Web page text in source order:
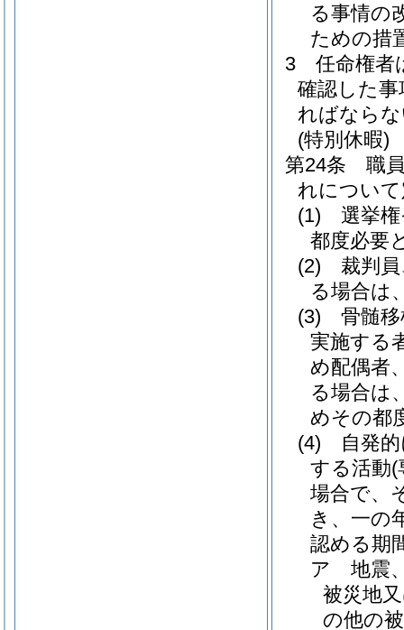
る事情の
ための措
3
任命権者
確認した
ればなら
(特別休暇)
第24条
職
れについ
(1)
選挙
都度必要
(2)
裁判
る場合は
(3)
骨髄
実施する
め配偶者
る場合は
めその都
(4)
自発
する活動(
場合で、
き、一の
認める期
ア
地震
被災地
の他の